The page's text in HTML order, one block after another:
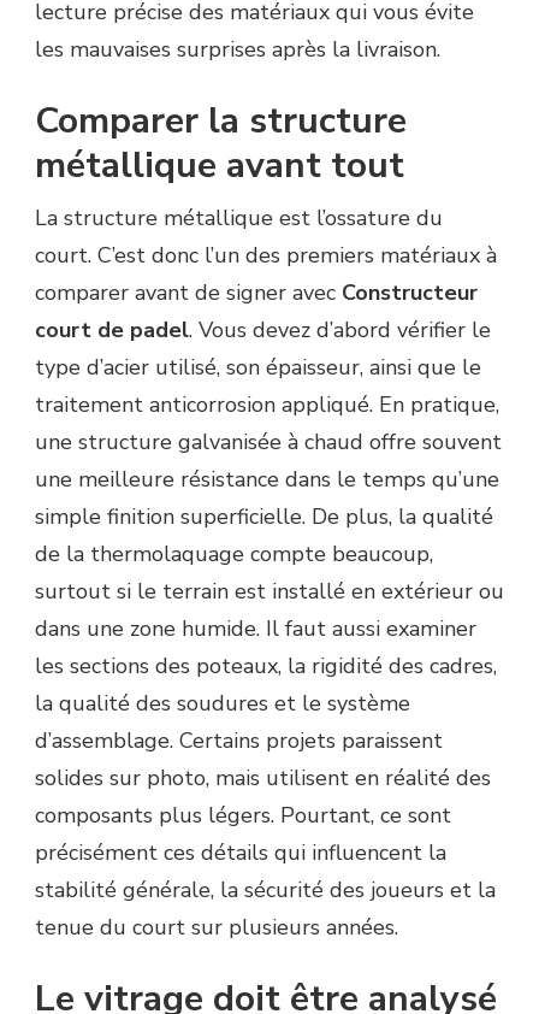
lecture précise des matériaux qui vous évite
les mauvaises surprises après la livraison.
Comparer la structure
métallique avant tout
La structure métallique est l’ossature du
court. C’est donc l’un des premiers matériaux à
comparer avant de signer avec Constructeur
court de padel. Vous devez d’abord vérifier le
type d’acier utilisé, son épaisseur, ainsi que le
traitement anticorrosion appliqué. En pratique,
une structure galvanisée à chaud offre souvent
une meilleure résistance dans le temps qu’une
simple finition superficielle. De plus, la qualité
de la thermolaquage compte beaucoup,
surtout si le terrain est installé en extérieur ou
dans une zone humide. Il faut aussi examiner
les sections des poteaux, la rigidité des cadres,
la qualité des soudures et le système
d’assemblage. Certains projets paraissent
solides sur photo, mais utilisent en réalité des
composants plus légers. Pourtant, ce sont
précisément ces détails qui influencent la
stabilité générale, la sécurité des joueurs et la
tenue du court sur plusieurs années.
Le vitrage doit être analysé